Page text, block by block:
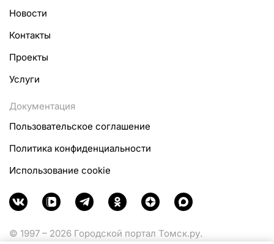
Новости
Контакты
Проекты
Услуги
Документация
Пользовательское соглашение
Политика конфиденциальности
Использование cookie
© 1997 – 2026 Городской портал Томск.ру.